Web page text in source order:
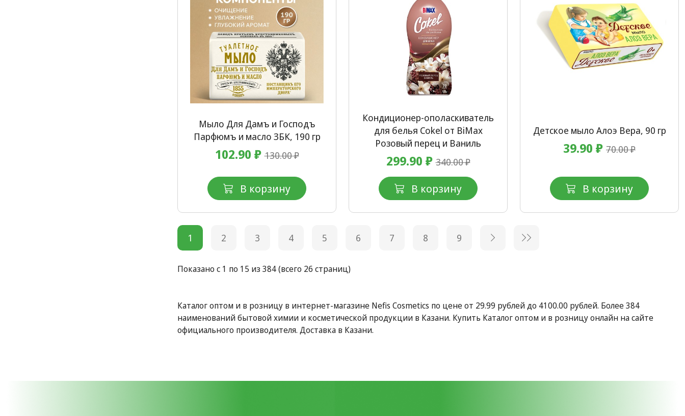
Мыло Для Дамъ и Господъ
Парфюмъ и масло ЗБК, 190 гр
102.90 ₽130.00 ₽
В корзину
Кондиционер-ополаскиватель
для белья Cokel от BiMax
Розовый перец и Ваниль
299.90 ₽340.00 ₽
В корзину
Детское мыло Алоэ Вера, 90 гр
39.90 ₽ 70.00 ₽
В корзину
1 2 3 4 5 6 7 8 9
Показано с 1 по 15 из 384 (всего 26 страниц)
Каталог оптом и в розницу в интернет-магазине Nefis Cosmetics по цене от 29.99 рублей до 4100.00 рублей. Более 384
наименований бытовой химии и косметической продукции в Казани. Купить Каталог оптом и в розницу онлайн на сайте
официального производителя. Доставка в Казани.